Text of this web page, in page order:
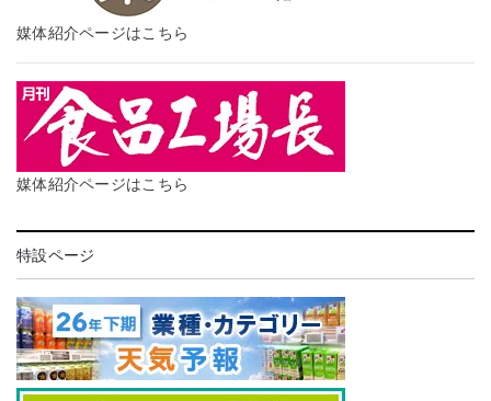
媒体紹介ページはこちら
媒体紹介ページはこちら
特設ページ